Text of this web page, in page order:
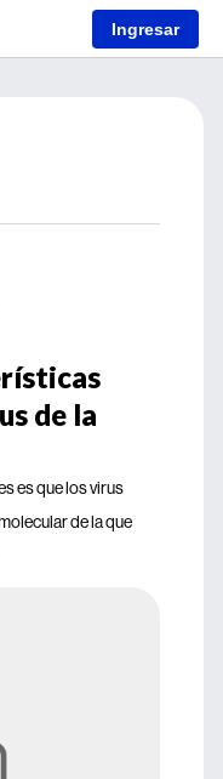
Ingresar
de la
es que los virus
de la que